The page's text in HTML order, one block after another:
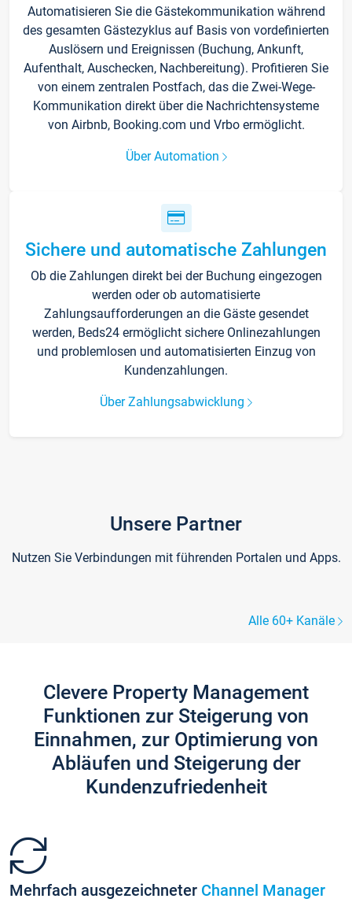
Automatisieren Sie die Gästekommunikation während
des gesamten Gästezyklus auf Basis von vordefinierten
Auslösern und Ereignissen (Buchung, Ankunft,
Aufenthalt, Auschecken, Nachbereitung). Profitieren Sie
von einem zentralen Postfach, das die Zwei-Wege-
Kommunikation direkt über die Nachrichtensysteme
von Airbnb, Booking.com und Vrbo ermöglicht.
Über Automation
Sichere und automatische Zahlungen
Ob die Zahlungen direkt bei der Buchung eingezogen
werden oder ob automatisierte
Zahlungsaufforderungen an die Gäste gesendet
werden, Beds24 ermöglicht sichere Onlinezahlungen
und problemlosen und automatisierten Einzug von
Kundenzahlungen.
Über Zahlungsabwicklung
Unsere Partner
Nutzen Sie Verbindungen mit führenden Portalen und Apps.
Alle 60+ Kanäle
Clevere Property Management
Funktionen zur Steigerung von
Einnahmen, zur Optimierung von
Abläufen und Steigerung der
Kundenzufriedenheit
Mehrfach ausgezeichneter Channel Manager